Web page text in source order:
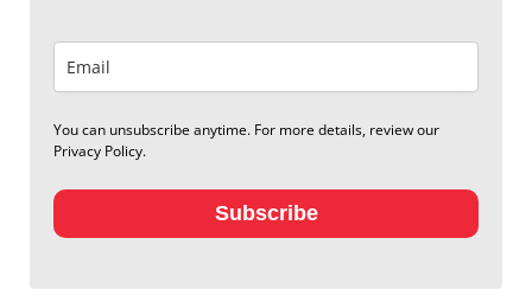
You can unsubscribe anytime. For more details, review our
Privacy Policy.
Subscribe